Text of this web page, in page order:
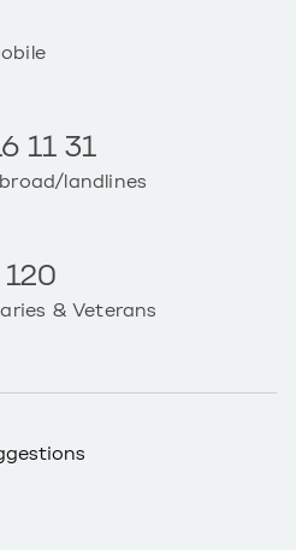
11 31
landlines
& Veterans